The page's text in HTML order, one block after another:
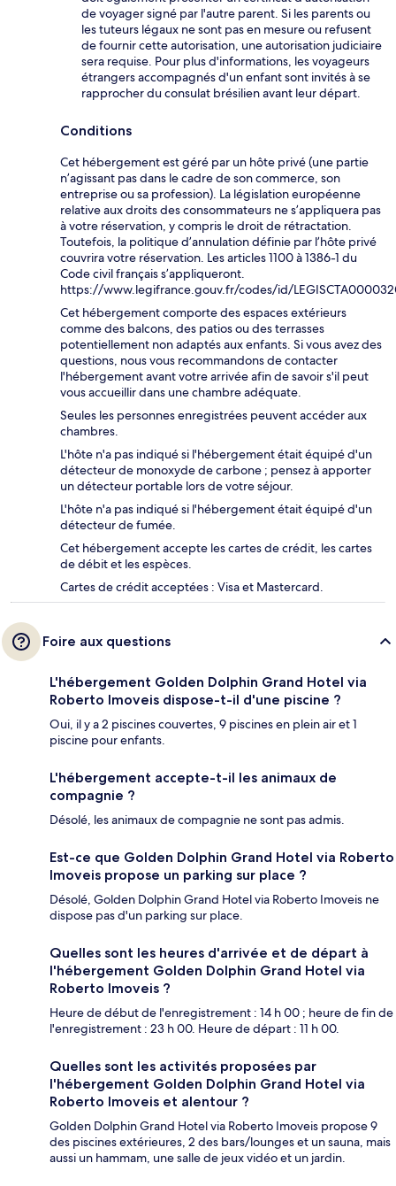
de voyager signé par l'autre parent. Si les parents ou
les tuteurs légaux ne sont pas en mesure ou refusent
de fournir cette autorisation, une autorisation judiciaire
sera requise. Pour plus d'informations, les voyageurs
étrangers accompagnés d'un enfant sont invités à se
rapprocher du consulat brésilien avant leur départ.
Conditions
Cet hébergement est géré par un hôte privé (une partie
n’agissant pas dans le cadre de son commerce, son
entreprise ou sa profession). La législation européenne
relative aux droits des consommateurs ne s’appliquera pas
à votre réservation, y compris le droit de rétractation.
Toutefois, la politique d’annulation définie par l’hôte privé
couvrira votre réservation. Les articles 1100 à 1386-1 du
Code civil français s’appliqueront.
https://www.legifrance.gouv.fr/codes/id/
Cet hébergement comporte des espaces extérieurs
comme des balcons, des patios ou des terrasses
potentiellement non adaptés aux enfants. Si vous avez des
questions, nous vous recommandons de contacter
l'hébergement avant votre arrivée afin de savoir s'il peut
vous accueillir dans une chambre adéquate.
Seules les personnes enregistrées peuvent accéder aux
chambres.
L'hôte n'a pas indiqué si l'hébergement était équipé d'un
détecteur de monoxyde de carbone ; pensez à apporter
un détecteur portable lors de votre séjour.
L'hôte n'a pas indiqué si l'hébergement était équipé d'un
détecteur de fumée.
Cet hébergement accepte les cartes de crédit, les cartes
de débit et les espèces.
Cartes de crédit acceptées : Visa et Mastercard.
Foire aux questions
L'hébergement Golden Dolphin Grand Hotel via
Roberto Imoveis dispose-t-il d'une piscine ?
Oui, il y a 2 piscines couvertes, 9 piscines en plein air et 1
piscine pour enfants.
L'hébergement accepte-t-il les animaux de
compagnie ?
Désolé, les animaux de compagnie ne sont pas admis.
Est-ce que Golden Dolphin Grand Hotel via Roberto
Imoveis propose un parking sur place ?
Désolé, Golden Dolphin Grand Hotel via Roberto Imoveis ne
dispose pas d'un parking sur place.
Quelles sont les heures d'arrivée et de départ à
l'hébergement Golden Dolphin Grand Hotel via
Roberto Imoveis ?
Heure de début de l'enregistrement : 14 h 00 ; heure de fin de
l'enregistrement : 23 h 00. Heure de départ : 11 h 00.
Quelles sont les activités proposées par
l'hébergement Golden Dolphin Grand Hotel via
Roberto Imoveis et alentour ?
Golden Dolphin Grand Hotel via Roberto Imoveis propose 9
des piscines extérieures, 2 des bars/lounges et un sauna, mais
aussi un hammam, une salle de jeux vidéo et un jardin.